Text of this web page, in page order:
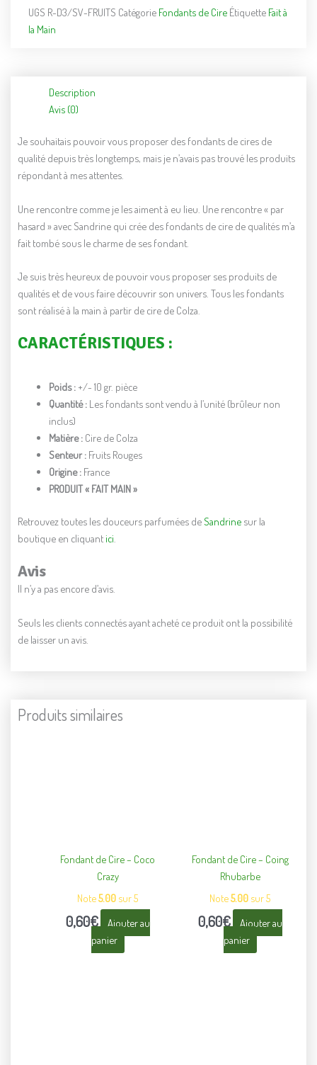
-
Fruits
UGS R-D3/SV-FRUITS Catégorie Fondants de Cire Étiquette Fait à
la Main
Description
Avis (0)
Je souhaitais pouvoir vous proposer des fondants de cires de
qualité depuis très longtemps, mais je n’avais pas trouvé les produits
répondant à mes attentes.
Une rencontre comme je les aiment à eu lieu. Une rencontre « par
hasard » avec Sandrine qui crée des fondants de cire de qualités m’a
fait tombé sous le charme de ses fondant.
Je suis très heureux de pouvoir vous proposer ses produits de
qualités et de vous faire découvrir son univers. Tous les fondants
sont réalisé à la main à partir de cire de Colza.
CARACTÉRISTIQUES :
Poids : +/- 10 gr. pièce
Quantité :Les fondants sont vendu à l’unité (brûleur non
inclus)
Matière : Cire de Colza
Senteur :Fruits Rouges
Origine :France
PRODUIT « FAIT MAIN »
Retrouvez toutes les douceurs parfumées deSandrine sur la
boutique en cliquant ici
Avis
Il n’y a pas encore d’avis.
Seuls les clients connectés ayant acheté ce produit ont la possibilité
de laisser un avis.
Produits similaires
Fondant de Cire – Coco
Crazy
Note5.00 sur 5
0,60€
Ajouter au
panier
Fondant de Cire – Coing
Rhubarbe
Note5.00 sur 5
0,60€
Ajouter au
panier